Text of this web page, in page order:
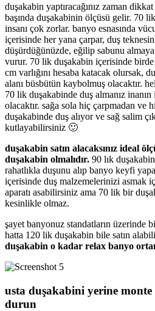
duşakabin yaptıracağınız zaman
başında duşakabinin ölçüsü gelir. 70
insanı çok zorlar. banyo esnasında
içerisinde her yana çarpar, duş
düşürdüğünüzde, eğilip sabunu almaya
vurur. 70 lik duşakabin içerisinde birde
cm varlığını hesaba katacak olursak,
alanı büsbütün kaybolmuş olacaktır.
70 lik duşakabinde duş almanız
olacaktır. sağa sola hiç çarpmadan ve
duşakabinde duş alıyor ve sağ salim
kutlayabilirsiniz 🙂
duşakabin satın alacaksınız ideal
duşakabin olmalıdır. 90 lık
rahatlıkla duşunu alıp banyo keyfi
içerisinde duş malzemelerinizi asmak
aparatı asabilirsiniz ama 70 lik bir
kesinlikle olmaz.
şayet banyonuz standatların üzerinde
hatta 120 lik duşakabin bile satın
duşakabin o kadar relax banyo
usta duşakabini yerine monte
durun